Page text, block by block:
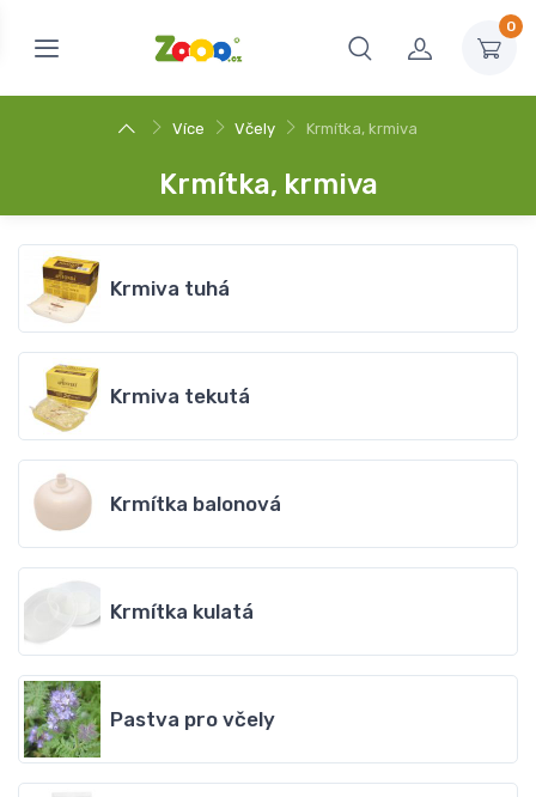
0
Více Včely Krmítka, krmiva
Krmítka, krmiva
Krmiva tuhá
Krmiva tekutá
Krmítka balonová
Krmítka kulatá
Pastva pro včely